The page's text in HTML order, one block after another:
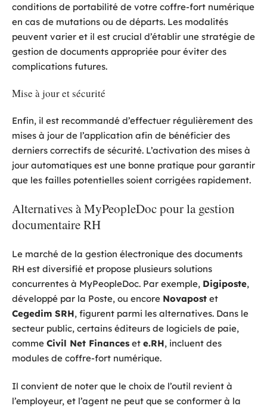
conditions de portabilité de votre coffre-fort numérique
en cas de mutations ou de départs. Les modalités
peuvent varier et il est crucial d’établir une stratégie de
gestion de documents appropriée pour éviter des
complications futures.
Mise à jour et sécurité
Enfin, il est recommandé d’effectuer régulièrement des
mises à jour de l’application afin de bénéficier des
derniers correctifs de sécurité. L’activation des mises à
jour automatiques est une bonne pratique pour garantir
que les failles potentielles soient corrigées rapidement.
Alternatives à MyPeopleDoc pour la gestion
documentaire RH
Le marché de la gestion électronique des documents
RH est diversifié et propose plusieurs solutions
concurrentes à MyPeopleDoc. Par exemple, Digiposte,
développé par la Poste, ou encore Novapost et
Cegedim SRH, figurent parmi les alternatives. Dans le
secteur public, certains éditeurs de logiciels de paie,
comme Civil Net Finances et e.RH, incluent des
modules de coffre-fort numérique.
Il convient de noter que le choix de l’outil revient à
l’employeur, et l’agent ne peut que se conformer à la